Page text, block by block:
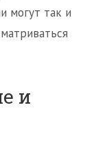
могут так и
и